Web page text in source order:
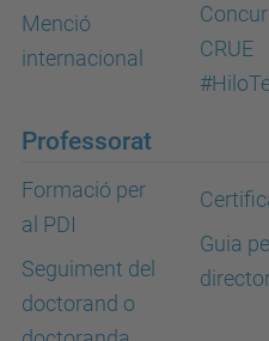
Menció
internacional
CRUE
Professorat
Formació per
al PDI
Seguiment del
doctorand o
Guia